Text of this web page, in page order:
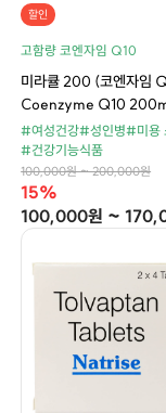
할인
고함량 코엔자임 Q10
미라큘 200 (코엔자임
Coenzyme Q10
#여성건강#성인병#미용
#건강기능식품
100,000원 ~ 200,000원
15%
100,000원 ~